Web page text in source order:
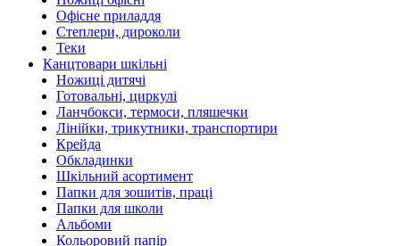
Офісне приладдя
Степлери, дироколи
Теки
Канцтовари шкільні
Ножиці дитячі
Готовальні, циркулі
Ланчбокси, термоси, пляшечки
Лінійки, трикутники, транспортири
Крейда
Обкладинки
Шкільний асортимент
Папки для зошитів, праці
Папки для школи
Альбоми
Кольоровий папір